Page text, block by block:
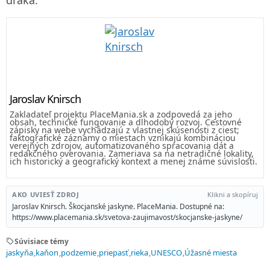
Jaroslav Knirsch
Zakladateľ projektu PlaceMania.sk a zodpovedá za jeho
obsah, technické fungovanie a dlhodobý rozvoj. Cestovné
zápisky na webe vychádzajú z vlastnej skúsenosti z ciest;
faktografické záznamy o miestach vznikajú kombináciou
verejných zdrojov, automatizovaného spracovania dát a
redakčného overovania. Zameriava sa na netradičné lokality,
ich historický a geografický kontext a menej známe súvislosti.
AKO UVIESŤ ZDROJ Klikni a skopíruj
Jaroslav Knirsch. Škocjanské jaskyne. PlaceMania. Dostupné na:
https://www.placemania.sk/svetova-zaujimavost/skocjanske-jaskyne/
sellSúvisiace témy
jaskyňa kaňon podzemie priepasť rieka UNESCO Úžasné miesta